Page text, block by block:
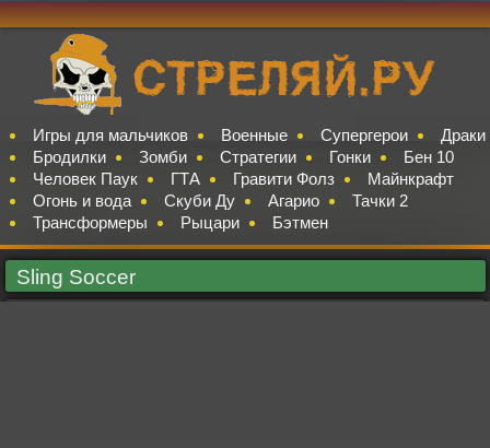
Игры для мальчиков Военные Супергерои
Драки
Бродилки
Зомби Стратегии Гонки
Бен 10
Человек Паук
ГТА Гравити Фолз
Майнкрафт
Огонь и вода
Скуби Ду Агарио
Тачки 2
Трансформеры
Рыцари Бэтмен
Sling Soccer